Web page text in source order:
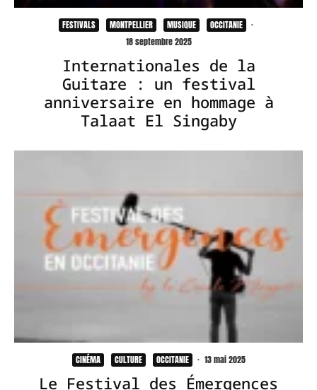
FESTIVALS MONTPELLIER MUSIQUE OCCITANIE
·
18 septembre 2025
Internationales de la
Guitare : un festival
anniversaire en hommage à
Talaat El Singaby
CINÉMA CULTURE OCCITANIE · 13 mai 2025
Le Festival des Émergences